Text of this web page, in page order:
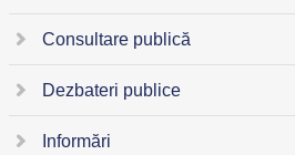
Consultare publică
Dezbateri publice
Informări